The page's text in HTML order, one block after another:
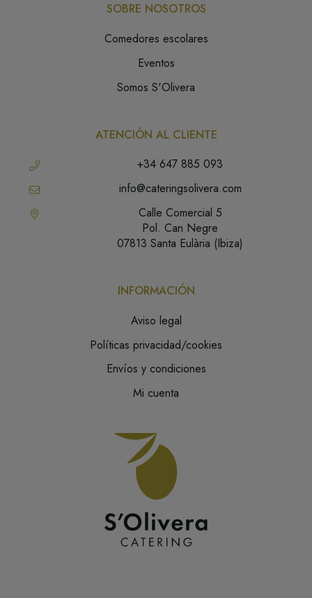
SOBRE NOSOTROS
Comedores escolares
Eventos
Somos S'Olivera
ATENCIÓN AL CLIENTE
+34 647 885 093
info@cateringsolivera.com
Calle Comercial 5
Pol. Can Negre
07813 Santa Eulària (Ibiza)
INFORMACIÓN
Aviso legal
Políticas privacidad/cookies
Envíos y condiciones
Mi cuenta